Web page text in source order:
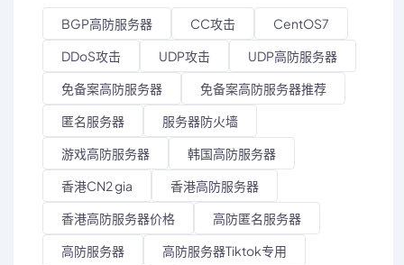
BGP高防服务器 CC攻击
CentOS7
DDoS攻击
UDP攻击
UDP高防服务器
免备案高防服务器
免备案高防服务器推荐
匿名服务器
服务器防火墙
游戏高防服务器
韩国高防服务器
香港CN2 gia
香港高防服务器
香港高防服务器价格
高防匿名服务器
高防服务器
高防服务器Tiktok专用